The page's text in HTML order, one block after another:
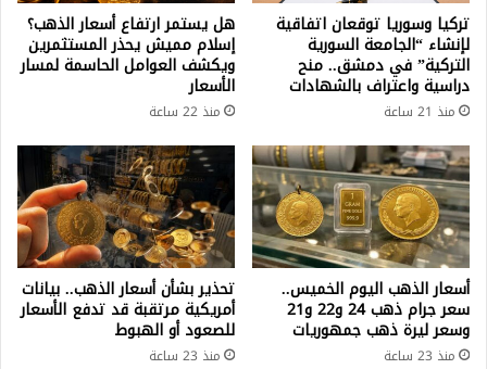
تركيا وسوريا توقعان اتفاقية
لإنشاء “الجامعة السورية
التركية” في دمشق.. منح
دراسية واعتراف بالشهادات
منذ 21 ساعة
هل يستمر ارتفاع أسعار الذهب؟
إسلام مميش يحذر المستثمرين
ويكشف العوامل الحاسمة لمسار
الأسعار
منذ 22 ساعة
أسعار الذهب اليوم الخميس..
سعر جرام ذهب 24 و22 و21
وسعر ليرة ذهب جمهوريات
منذ 23 ساعة
تحذير بشأن أسعار الذهب.. بيانات
أمريكية مرتقبة قد تدفع الأسعار
للصعود أو الهبوط
منذ 23 ساعة